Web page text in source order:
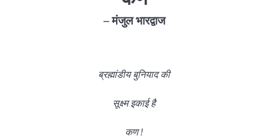
– मंजुल भारद्वाज
ब्रह्मांडीय बुनियाद की
सूक्ष्म इकाई है
कण !